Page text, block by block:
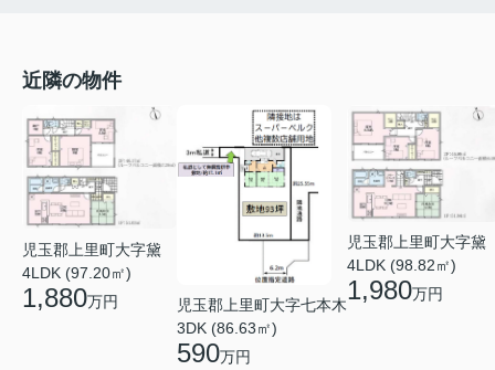
近隣の物件
児玉郡上里町大字黛
4LDK (97.20㎡)
1,880万円
児玉郡上里町大字七本木
3DK (86.63㎡)
590万円
児玉郡上里町大字黛
4LDK (98.82㎡)
1,980万円